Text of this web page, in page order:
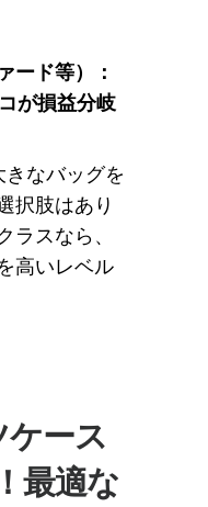
ード等）：
が損益分岐
なバッグを
択肢はあり
ラスなら、
高いレベル
ケース
最適な